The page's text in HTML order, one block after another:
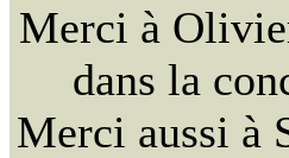
Merci à
dans la
Merci aussi à